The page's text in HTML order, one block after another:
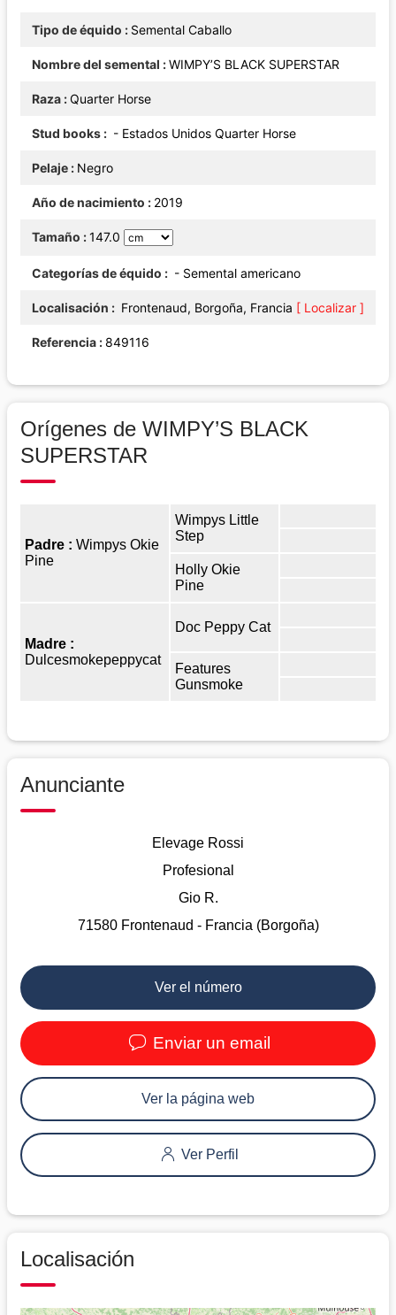
Tipo de équido Semental Caballo
Nombre del semental WIMPY’S BLACK SUPERSTAR
Raza Quarter Horse
Stud books - Estados Unidos Quarter Horse
Pelaje Negro
Año de nacimiento 2019
Tamaño 147.0
Categorías de équido - Semental americano
Localisación Frontenaud, Borgoña, Francia [ Localizar ]
Referencia 849116
Orígenes de WIMPY’S BLACK
SUPERSTAR
Padre : Wimpys Okie
Pine
Wimpys Little
Step
Holly Okie
Pine
Madre :
Dulcesmokepeppycat
Doc Peppy Cat
Features
Gunsmoke
Anunciante
Elevage Rossi
Profesional
Gio R.
71580 Frontenaud - Francia (Borgoña)
Ver el número
Enviar un email
Ver la página web
Ver Perfil
Localisación